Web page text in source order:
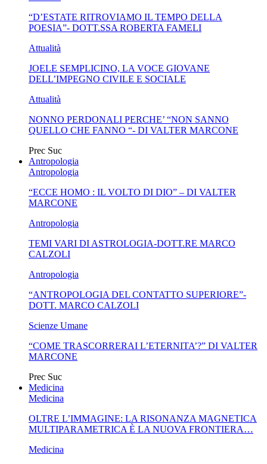
CIVILE E SOCIALE
“D’ESTATE RITROVIAMO IL TEMPO DELLA
POESIA”- DOTT.SSA ROBERTA FAMELI
Attualità
JOELE SEMPLICINO, LA VOCE GIOVANE
DELL’IMPEGNO CIVILE E SOCIALE
Attualità
NONNO PERDONALI PERCHE’ “NON SANNO
QUELLO CHE FANNO “- DI VALTER MARCONE
Prec Suc
Antropologia
Antropologia
“ECCE HOMO : IL VOLTO DI DIO” – DI VALTER
MARCONE
Antropologia
TEMI VARI DI ASTROLOGIA-DOTT.RE MARCO
CALZOLI
Antropologia
“ANTROPOLOGIA DEL CONTATTO SUPERIORE”-
DOTT. MARCO CALZOLI
Scienze Umane
“COME TRASCORRERAI L’ETERNITA’?” DI VALTER
MARCONE
Prec Suc
Medicina
Medicina
OLTRE L’IMMAGINE: LA RISONANZA MAGNETICA
MULTIPARAMETRICA È LA NUOVA FRONTIERA…
Medicina